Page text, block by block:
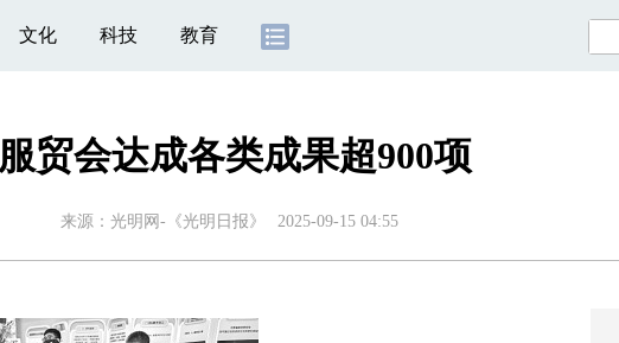
文化 科技 教育
服贸会达成各类成果超900项
来源： 光明网-《光明日报》 2025-09-15 04:55